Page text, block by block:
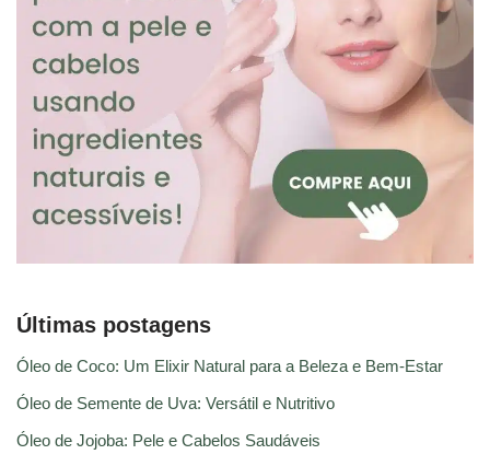
Últimas postagens
Óleo de Coco: Um Elixir Natural para a Beleza e Bem-Estar
Óleo de Semente de Uva: Versátil e Nutritivo
Óleo de Jojoba: Pele e Cabelos Saudáveis